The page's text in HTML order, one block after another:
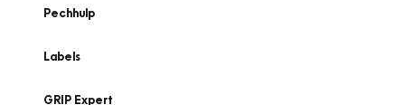
Pechhulp
Labels
GRIP Expert